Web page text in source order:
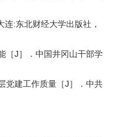
连:东北财经大学出版社，
［J］．中国井冈山干部学
党建工作质量［J］．中共